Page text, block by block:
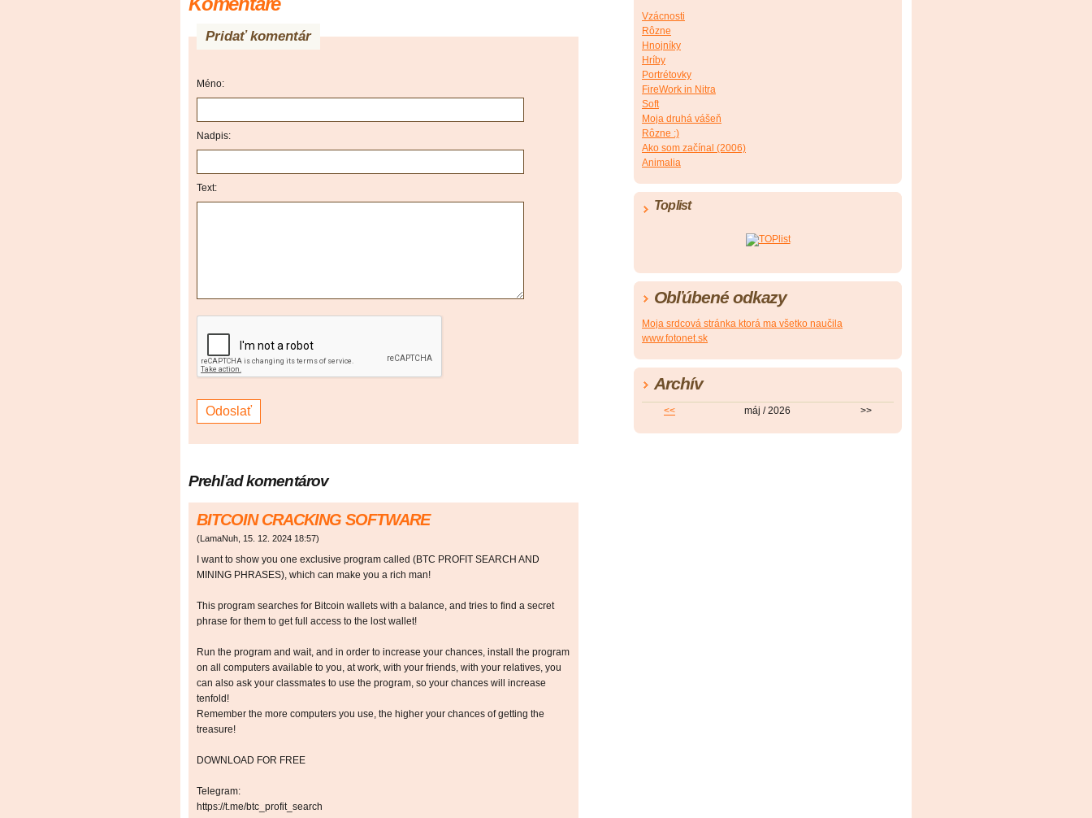
Pridať komentár
Méno:
Nadpis:
Text:
Prehľad komentárov
BITCOIN CRACKING SOFTWARE
(LamaNuh 15. 12. 2024 18:57)
I want to show you one exclusive program called (BTC PROFIT SEARCH AND
MINING PHRASES), which can make you a rich man!
This program searches for Bitcoin wallets with a balance, and tries to find a secret
phrase for them to get full access to the lost wallet!
Run the program and wait, and in order to increase your chances, install the program
on all computers available to you, at work, with your friends, with your relatives, you
can also ask your classmates to use the program, so your chances will increase
tenfold!
Remember the more computers you use, the higher your chances of getting the
treasure!
DOWNLOAD FOR FREE
Telegram:
https://t.me/btc_profit_search
Vzácnosti
Rôzne
Hnojníky
Hríby
Portrétovky
FireWork in Nitra
Soft
Moja druhá vášeň
Rôzne :)
Ako som začínal (2006)
Animalia
Toplist
Obľúbené odkazy
Moja srdcová stránka ktorá ma všetko naučila
www.fotonet.sk
Archív
<< máj / 2026 >>